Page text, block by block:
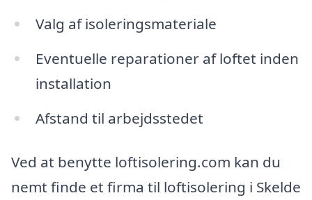
Valg af isoleringsmateriale
Eventuelle reparationer af loftet inden
installation
Afstand til arbejdsstedet
Ved at benytte loftisolering.com kan du
nemt finde et firma til loftisolering i Skelde